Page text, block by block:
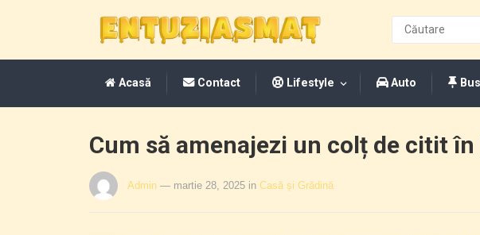
Acasă Contact Lifestyle Auto
Cum să amenajezi un colț de citit
Admin — martie 28, 2025 in Casă și Grădină